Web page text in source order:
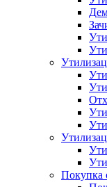
Покупка